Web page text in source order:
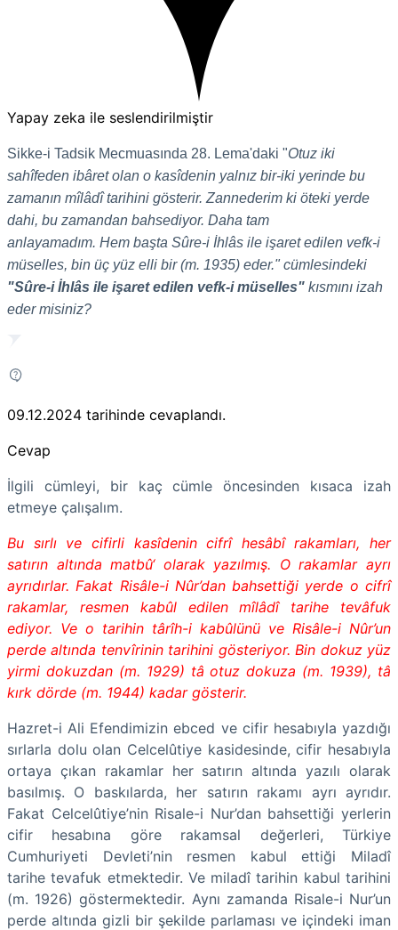
Yapay zeka ile seslendirilmiştir
Sikke-i Tadsik Mecmuasında 28. Lema'daki "Otuz iki
sahîfeden ibâret olan o kasîdenin yalnız bir-iki yerinde bu
zamanın mîlâdî tarihini gösterir. Zannederim ki öteki yerde
dahi, bu zamandan bahsediyor. Daha tam
anlayamadım. Hem başta Sûre-i İhlâs ile işaret edilen vefk-i
müselles, bin üç yüz elli bir (m. 1935) eder." cümlesindeki
"Sûre-i İhlâs ile işaret edilen vefk-i müselles" kısmını izah
eder misiniz?
09.12.2024 tarihinde cevaplandı.
Cevap
İlgili cümleyi, bir kaç cümle öncesinden kısaca izah
etmeye çalışalım.
Bu sırlı ve cifirli kasîdenin cifrî hesâbî rakamları, her
satırın altında matbû‘ olarak yazılmış. O rakamlar ayrı
ayrıdırlar. Fakat Risâle-i Nûr’dan bahsettiği yerde o cifrî
rakamlar, resmen kabûl edilen mîlâdî tarihe tevâfuk
ediyor. Ve o tarihin târîh-i kabûlünü ve Risâle-i Nûr’un
perde altında tenvîrinin tarihini gösteriyor. Bin dokuz yüz
yirmi dokuzdan (m. 1929) tâ otuz dokuza (m. 1939), tâ
kırk dörde (m. 1944) kadar gösterir.
Hazret-i Ali Efendimizin ebced ve cifir hesabıyla yazdığı
sırlarla dolu olan Celcelûtiye kasidesinde, cifir hesabıyla
ortaya çıkan rakamlar her satırın altında yazılı olarak
basılmış. O baskılarda, her satırın rakamı ayrı ayrıdır.
Fakat Celcelûtiye’nin Risale-i Nur’dan bahsettiği yerlerin
cifir hesabına göre rakamsal değerleri, Türkiye
Cumhuriyeti Devleti’nin resmen kabul ettiği Miladî
tarihe tevafuk etmektedir. Ve miladî tarihin kabul tarihini
(m. 1926) göstermektedir. Aynı zamanda Risale-i Nur’un
perde altında gizli bir şekilde parlaması ve içindeki iman